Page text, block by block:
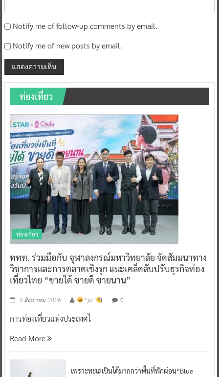
Notify me of follow-up comments by email.
Notify me of new posts by email.
ท่องเที่ยว
ท่องเที่ยว
ททท. ร่วมมือกับ จุฬาลงกรณ์มหาวิทยาลัย จัดสัมมนาทาง
วิชาการและการตลาดเชิงรุก แนะเคล็ดลับปรับธุรกิจท่อง
เที่ยวไทย “ขายได้ ขายดี ขายนาน”
5 สิงหาคม 2026 ^ jo ^ 0
การท่องเที่ยวแห่งประเทศไ
Read More
เพราะทะเลเป็นได้มากกว่าพื้นที่พักผ่อน“Blue